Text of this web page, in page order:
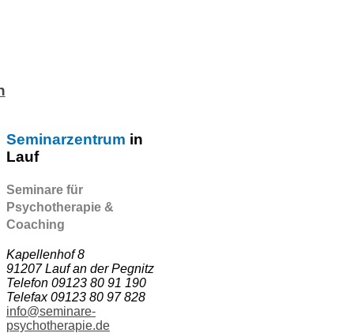
Seminarzentrum in
Lauf
Seminare für
Psychotherapie &
Coaching
Kapellenhof 8
91207 Lauf an der Pegnitz
Telefon 09123 80 91 190
Telefax 09123 80 97 828
info@seminare-
psychotherapie.de